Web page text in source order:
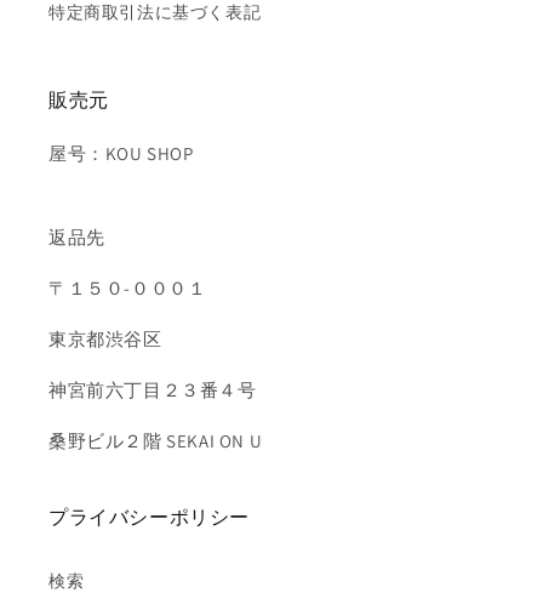
特定商取引法に基づく表記
販売元
屋号：KOU SHOP
返品先
〒１５０-０００１
東京都渋谷区
神宮前六丁目２３番４号
桑野ビル２階 SEKAI ON U
プライバシーポリシー
検索